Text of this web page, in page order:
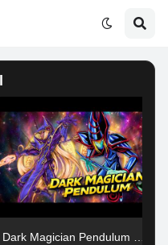
Dark Magician Pendulum Decklist e Análise de Status | Yu Gi Oh! Arc V Tag Force Special